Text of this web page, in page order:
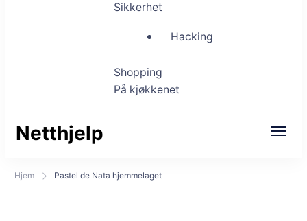
Sikkerhet
Hacking
Shopping
På kjøkkenet
Netthjelp
Hjem Pastel de Nata hjemmelaget